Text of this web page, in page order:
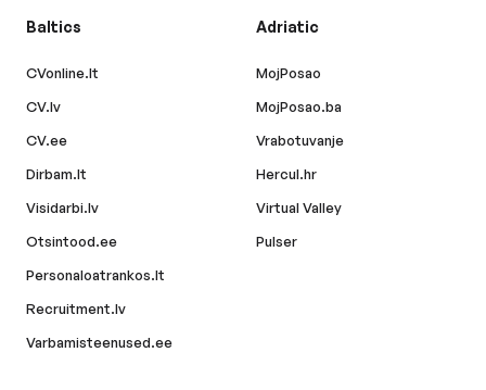
Baltics
CVonline.lt
CV.lv
CV.ee
Dirbam.lt
Visidarbi.lv
Otsintood.ee
Personaloatrankos.lt
Recruitment.lv
Varbamisteenused.ee
Adriatic
MojPosao
MojPosao.ba
Vrabotuvanje
Hercul.hr
Virtual Valley
Pulser